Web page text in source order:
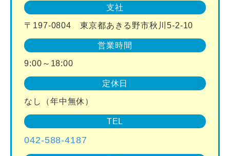
支社
〒197-0804 東京都あきる野市秋川5-2-10
営業時間
9:00～18:00
定休日
なし（年中無休）
TEL
042-588-4187